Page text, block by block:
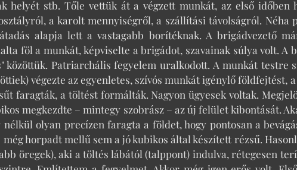
helyét stb. Tőle vettük át a végzett munkát, az első időben
a karolt mennyiségről, a szállítási távolságról. Néha
alapja lett a vastagabb borítéknak. A brigádvezető
föl a munkát, képviselte a brigádot, szavainak súlya volt. A
közöttük. Patriarchális fegyelem uralkodott. A munkát testre
végezte az egyenletes, szívós munkát igénylő földfejtést,
faragták, a töltést formálták. Nagyon ügyesek voltak.
megkezdte – mintegy szobrász – az új felület kibontását.
nélkül olyan precízen faragta a földet, hogy pontosan a
horpadt mellű sem a jó kubikos által készített rézsű.
öregek), aki a töltés lábától (talppont) indulva, rétegesen